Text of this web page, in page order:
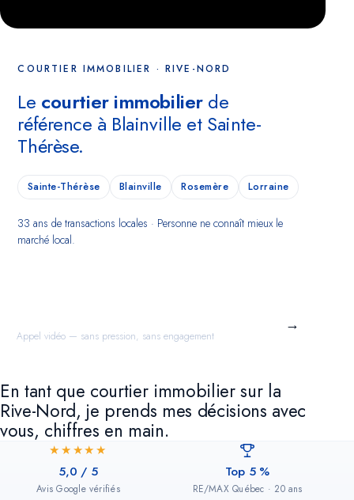
COURTIER IMMOBILIER · RIVE-NORD
Le courtier immobilierde
référence à Blainville et Sainte-
Thérèse.
Sainte-Thérèse Blainville Rosemère Lorraine
33 ans de transactions locales · Personne ne connaît mieux le
marché local.
Appel vidéo — sans pression, sans engagement
→
En tant que courtier immobilier sur la
Rive-Nord, je prends mes décisions avec
vous, chiffres en main.
★★★★★
5,0 / 5
Avis Google vérifiés
Top 5 %
RE/MAX Québec · 20 ans